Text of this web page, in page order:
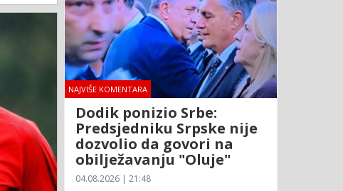
NAJVIŠE KOMENTARA
Dodik ponizio Srbe:
Predsjedniku Srpske nije
dozvolio da govori na
obilježavanju "Oluje"
04.08.2026 | 21:48